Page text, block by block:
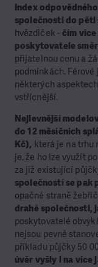
Index
společnosti do pěti
hvězdiček - čím
poskytovatele
přijatelnou cenu a
podmínkách.
některých
vstřícnější.
Nejlevnější
do 12 měsíčních
Kč), která je na trhu
je, že ho lze využít
za již existující
společností se pak
opačné straně
drahé společnosti,
poskytovatelé
nejsou pevně
příkladu půjčky 50
úvěr vyšly i na více